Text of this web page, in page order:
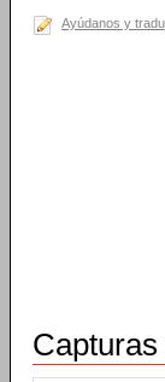
Ayúdanos y